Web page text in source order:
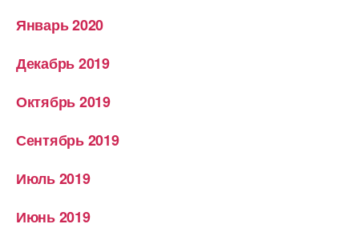
Январь 2020
Декабрь 2019
Октябрь 2019
Сентябрь 2019
Июль 2019
Июнь 2019